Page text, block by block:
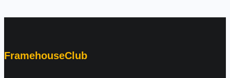
FramehouseClub